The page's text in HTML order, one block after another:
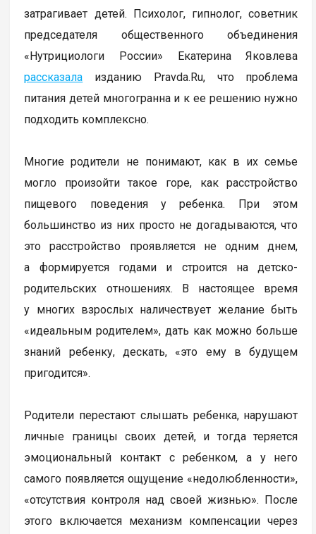
затрагивает детей. Психолог, гипнолог, советник
председателя общественного объединения
«Нутрициологи России» Екатерина Яковлева
рассказала изданию Pravda.Ru, что проблема
питания детей многогранна и к ее решению нужно
подходить комплексно.
Многие родители не понимают, как в их семье
могло произойти такое горе, как расстройство
пищевого поведения у ребенка. При этом
большинство из них просто не догадываются, что
это расстройство проявляется не одним днем,
а формируется годами и строится на детско-
родительских отношениях. В настоящее время
у многих взрослых наличествует желание быть
«идеальным родителем», дать как можно больше
знаний ребенку, дескать, «это ему в будущем
пригодится».
Родители перестают слышать ребенка, нарушают
личные границы своих детей, и тогда теряется
эмоциональный контакт с ребенком, а у него
самого появляется ощущение «недолюбленности»,
«отсутствия контроля над своей жизнью». После
этого включается механизм компенсации через